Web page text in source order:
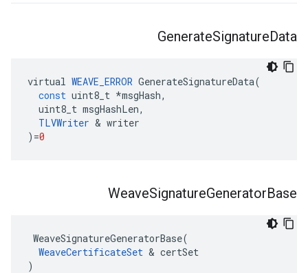
GenerateSignatureData
virtual WEAVE_ERROR GenerateSignatureData(
const uint8_t *msgHash,
uint8_t msgHashLen,
TLVWriter & writer
) =0
WeaveSignatureGeneratorBase
WeaveSignatureGeneratorBase(
WeaveCertificateSet & certSet
)